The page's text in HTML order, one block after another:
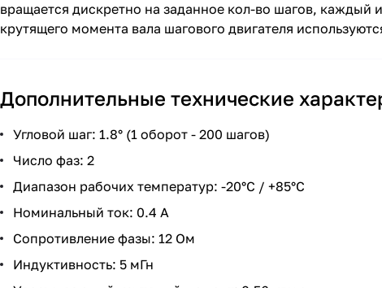
вращается дискретно на заданное кол-во шагов, каждый
крутящего момента вала шагового двигателя
Дополнительные технические
Угловой шаг: 1.8° (1 оборот - 200 шагов)
Число фаз: 2
Диапазон рабочих температур: -20°С / +85°С
Номинальный ток: 0.4 А
Сопротивление фазы: 12 Ом
Индуктивность: 5 мГн